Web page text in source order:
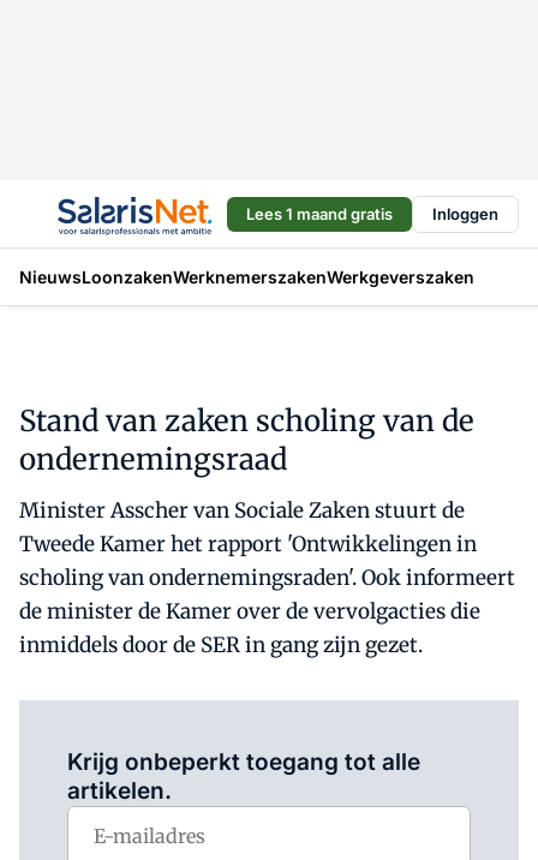
Lees 1 maand gratis Inloggen
NieuwsLoonzakenWerknemerszakenWerkgeverszaken
Stand van zaken scholing van de
ondernemingsraad
Minister Asscher van Sociale Zaken stuurt de
Tweede Kamer het rapport 'Ontwikkelingen in
scholing van ondernemingsraden'. Ook informeert
de minister de Kamer over de vervolgacties die
inmiddels door de SER in gang zijn gezet.
Krijg onbeperkt toegang tot alle
artikelen.